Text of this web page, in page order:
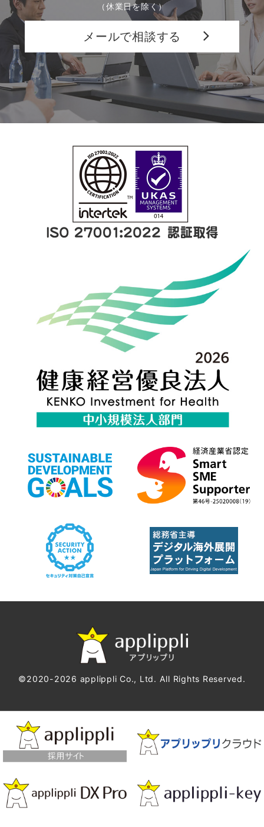
（休業日を除く）
メールで相談する
©2020-2026 applippli Co., Ltd. All Rights Reserved.